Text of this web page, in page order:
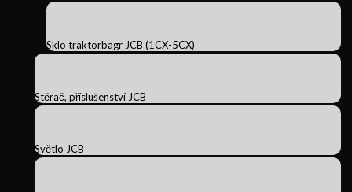
Sklo traktorbagr JCB (1CX-5CX)
Stěrač, příslušenství JCB
Světlo JCB